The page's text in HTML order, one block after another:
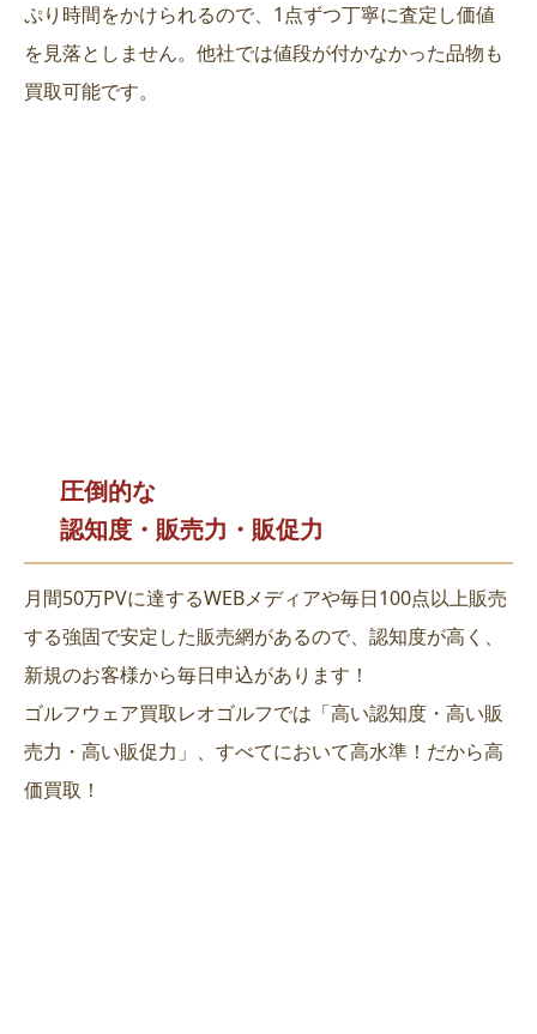
ぷり時間をかけられるので、1点ずつ丁寧に査定し価値
を見落としません。他社では値段が付かなかった品物も
買取可能です。
圧倒的な
認知度・販売力・販促力
月間50万PVに達するWEBメディアや毎日100点以上販売
する強固で安定した販売網があるので、認知度が高く、
新規のお客様から毎日申込があります！
ゴルフウェア買取レオゴルフでは「高い認知度・高い販
売力・高い販促力」、すべてにおいて高水準！だから高
価買取！